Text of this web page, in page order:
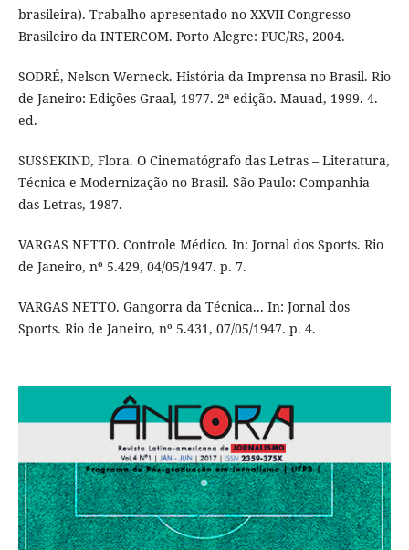
brasileira). Trabalho apresentado no XXVII Congresso
Brasileiro da INTERCOM. Porto Alegre: PUC/RS, 2004.
SODRÉ, Nelson Werneck. História da Imprensa no Brasil. Rio
de Janeiro: Edições Graal, 1977. 2ª edição. Mauad, 1999. 4.
ed.
SUSSEKIND, Flora. O Cinematógrafo das Letras – Literatura,
Técnica e Modernização no Brasil. São Paulo: Companhia
das Letras, 1987.
VARGAS NETTO. Controle Médico. In: Jornal dos Sports. Rio
de Janeiro, nº 5.429, 04/05/1947. p. 7.
VARGAS NETTO. Gangorra da Técnica... In: Jornal dos
Sports. Rio de Janeiro, nº 5.431, 07/05/1947. p. 4.